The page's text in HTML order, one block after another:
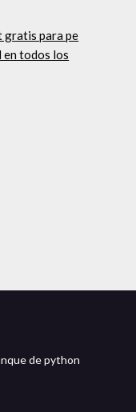
gratis para pe
en todos los
de python